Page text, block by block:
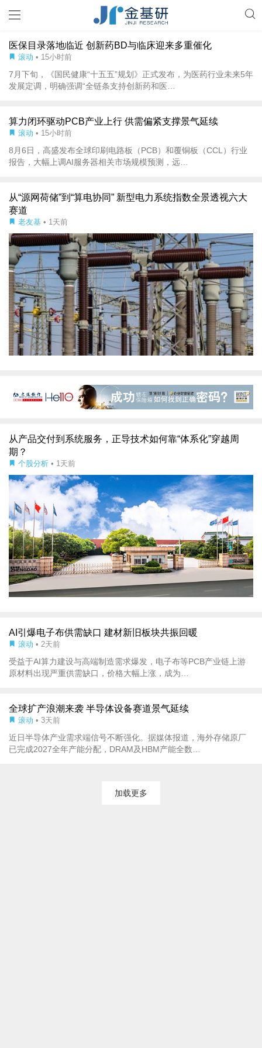
医保目录落地临近 创新药BD与临床迎来多重催化
滚动 • 15小时前
7月下旬，《国民健康“十五五”规划》正式发布，为医药行业未来5年
发展定调，明确强调“全链条支持创新药和医…
算力闭环驱动PCB产业上行 供需偏紧支撑景气延续
滚动 • 15小时前
8月6日，高盛发布全球印刷电路板（PCB）和覆铜板（CCL）行业
报告，大幅上调AI服务器相关市场规模预测，远…
从“源网荷储”到“算电协同” 新型电力系统指数全景透视六大
赛道
老友基 • 1天前
从产品交付到系统服务，正导技术如何靠“体系化”穿越周
期？
个股分析 • 1天前
AI引爆电子布供需缺口 建材新旧板块共振回暖
滚动 • 2天前
受益于AI算力建设与高端制造需求爆发，电子布等PCB产业链上游
原材料出现严重供需缺口，价格大幅上涨，成为…
全球扩产浪潮来袭 半导体设备赛道景气延续
滚动 • 3天前
近日半导体产业需求端信号不断强化。据媒体报道，海外存储原厂
已完成2027全年产能分配，DRAM及HBM产能全数…
加载更多